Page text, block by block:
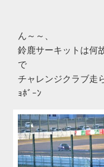
ん～～、
鈴鹿サーキットは何
で
チャレンジクラブ走
ｮﾎﾞｰﾝ